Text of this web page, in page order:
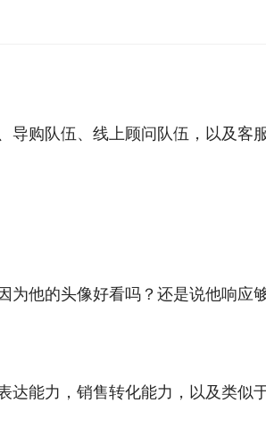
购队伍、线上顾问队伍，以及客
他的头像好看吗？还是说他响应
能力，销售转化能力，以及类似